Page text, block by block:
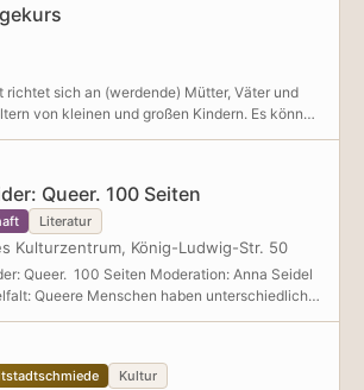
richtet sich an (werdende) Mütter, Väter und
von kleinen und großen Kindern. Es können
Entwicklung, Ernährung oder zu
des Lebens als Familie gestellt werden.
Die erste Zeit mit einem Baby
mit sich. Unser Säuglingspflegekurs
Wissen für einen sicheren und entspannten
Für werdende und
Pflege Richtiges Handling des Babys Sicherer
(Stillen & Fläschchen) Schreien verstehen
Eine Anmeldung ist nicht erforderlich –
Queer. 100 Seiten
Literatur
Kulturzentrum, König-Ludwig-Str. 50
Queer. 100 Seiten Moderation: Anna Seidel
Queere Menschen haben unterschiedliche
und Geschlechtsidentitäten, queer ist alles,
und Heteronormativität in Frage stellt. Die
führt ei
Kultur